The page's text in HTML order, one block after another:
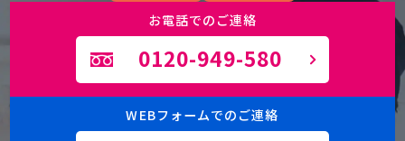
お電話でのご連絡
0120-949-580
WEBフォームでのご連絡